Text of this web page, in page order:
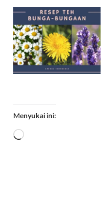
Menyukai ini:
Memuat...